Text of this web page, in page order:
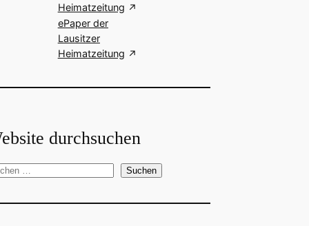
Heimatzeitung
ePaper der
Lausitzer
Heimatzeitung
durchsuchen
Suchen